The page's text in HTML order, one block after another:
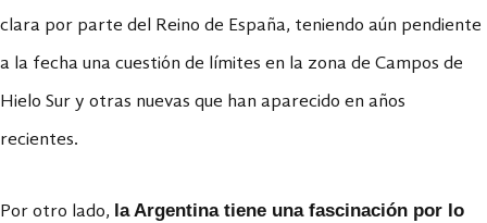
clara por parte del Reino de España, teniendo aún pendiente
a la fecha una cuestión de límites en la zona de Campos de
Hielo Sur y otras nuevas que han aparecido en años
recientes.
Por otro lado, la Argentina tiene una fascinación por lo